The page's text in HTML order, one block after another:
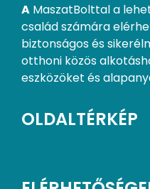
A MaszatBolttal a
család számára
biztonságos és
otthoni közös
eszközöket és
OLDALTÉRKÉP